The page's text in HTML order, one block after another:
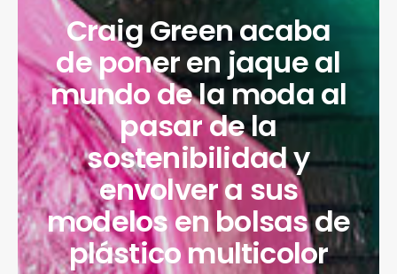
Craig Green acaba
de poner en jaque al
mundo de la moda al
pasar de la
sostenibilidad y
envolver a sus
modelos en bolsas de
plástico multicolor